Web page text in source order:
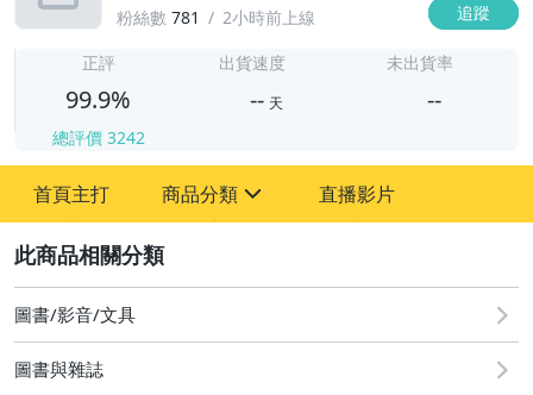
粉絲數 781 2小時前上線 追蹤
正評
99.9%
總評價 3242
出貨速度
-- 天
未出貨率
--
首頁主打 商品分類
圖書/影音/文具
家電與影音視聽
直播影片
圖書/影音/文具
圖書與雜誌